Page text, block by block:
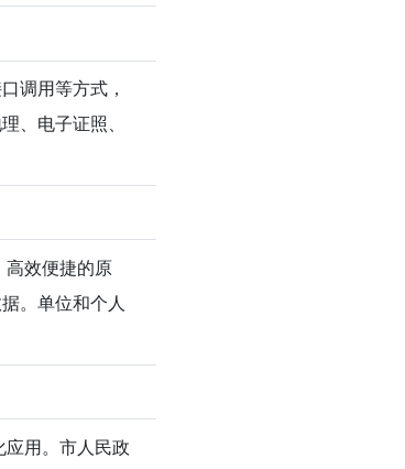
调用等方式，
、电子证照、
效便捷的原
。单位和个人
用。市人民政